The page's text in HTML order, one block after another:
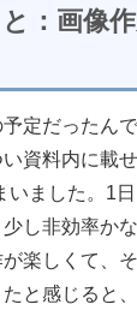
：画像
定だったん
資料内に載
いました。1
し非効率か
楽しくて、
と感じると